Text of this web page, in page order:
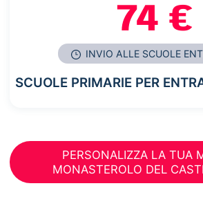
74 €
INVIO ALLE SCUOLE
SCUOLE PRIMARIE PER
PERSONALIZZA LA TUA
MONASTEROLO DEL